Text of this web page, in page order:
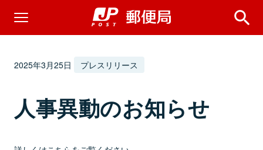
2025年3月25日 プレスリリース
人事異動のお知らせ